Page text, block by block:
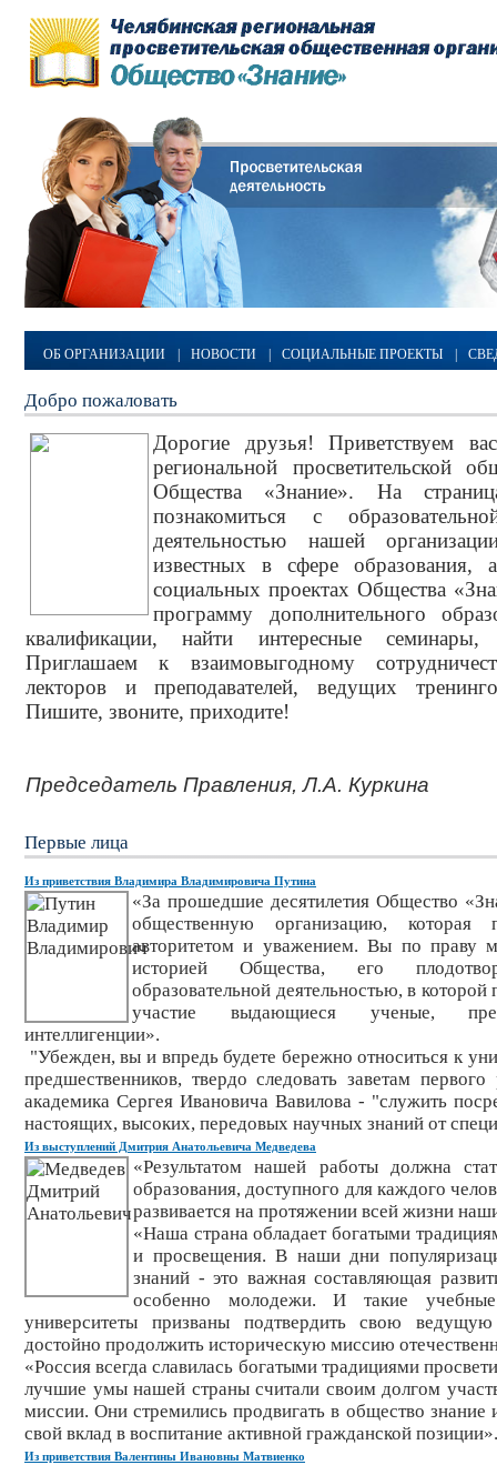
ОБ ОРГАНИЗАЦИИ НОВОСТИ СОЦИАЛЬНЫЕ ПРОЕКТЫ
Добро пожаловать
Дорогие друзья! Приветствуем
региональной просветительской
Общества «Знание». На
познакомиться с
деятельностью нашей
известных в сфере образования,
социальных проектах Общества
программу дополнительного
квалификации, найти интересные
Приглашаем к взаимовыгодному
лекторов и преподавателей, ведущих
Пишите, звоните, приходите!
Председатель Правления, Л.А. Куркина
Первые лица
Из приветствия Владимира Владимировича Путина
«За прошедшие десятилетия Общество
общественную организацию, которая
авторитетом и уважением. Вы по праву
историей Общества, его
образовательной деятельностью, в
участие выдающиеся ученые,
интеллигенции».
"Убежден, вы и впредь будете бережно относиться к
предшественников, твердо следовать заветам
академика Сергея Ивановича Вавилова - "служить
настоящих, высоких, передовых научных знаний от
Из выступлений Дмитрия Анатольевича Медведева
«Результатом нашей работы должна
образования, доступного для каждого
развивается на протяжении всей жизни
«Наша страна обладает богатыми
и просвещения. В наши дни
знаний - это важная составляющая
особенно молодежи. И такие
университеты призваны подтвердить свою
достойно продолжить историческую миссию
«Россия всегда славилась богатыми традициями
лучшие умы нашей страны считали своим долгом
миссии. Они стремились продвигать в общество знание
свой вклад в воспитание активной гражданской позиции».
Из приветствия Валентины Ивановны Матвиенко